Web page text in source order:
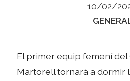
10/02/
El primer equip femení
Martorell tornarà a dormir